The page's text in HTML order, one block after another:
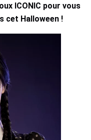
ICONIC pour vous
cet Halloween !